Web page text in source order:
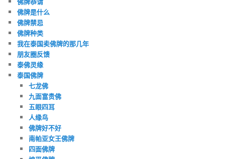
佛牌是什么
佛牌禁忌
佛牌种类
我在泰国卖佛牌的那几年
朋友圈反馈
泰佛灵缘
泰国佛牌
七龙佛
九面富贵佛
五眼四耳
人缘鸟
佛牌好不好
南帕亚女王佛牌
四面佛牌